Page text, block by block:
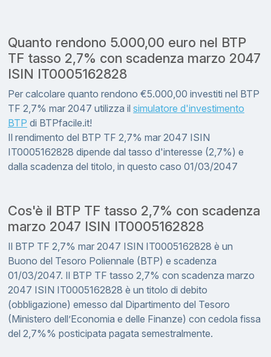
Quanto rendono 5.000,00 euro nel BTP
TF tasso 2,7% con scadenza marzo 2047
ISIN IT0005162828
Per calcolare quanto rendono €5.000,00 investiti nel BTP
TF 2,7% mar 2047 utilizza il simulatore d'investimento
BTP di BTPfacile.it!
Il rendimento del BTP TF 2,7% mar 2047 ISIN
IT0005162828 dipende dal tasso d'interesse (2,7%) e
dalla scadenza del titolo, in questo caso 01/03/2047
Cos'è il BTP TF tasso 2,7% con scadenza
marzo 2047 ISIN IT0005162828
Il BTP TF 2,7% mar 2047 ISIN IT0005162828 è un
Buono del Tesoro Poliennale (BTP) e scadenza
01/03/2047. Il BTP TF tasso 2,7% con scadenza marzo
2047 ISIN IT0005162828 è un titolo di debito
(obbligazione) emesso dal Dipartimento del Tesoro
(Ministero dell’Economia e delle Finanze) con cedola fissa
del 2,7%% posticipata pagata semestralmente.